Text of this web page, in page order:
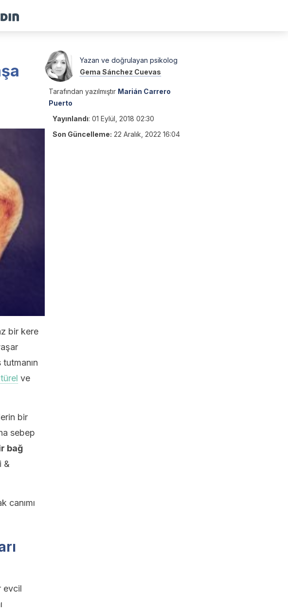
bir kere
ve
bir
sebep
bağ
&
canımı
evcil
Yazan ve doğrulayan psikolog
Gema Sánchez Cuevas
Tarafından yazılmıştır Marián Carrero
Puerto
Yayınlandı: 01 Eylül, 2018 02:30
Son Güncelleme: 22 Aralık, 2022 16:04